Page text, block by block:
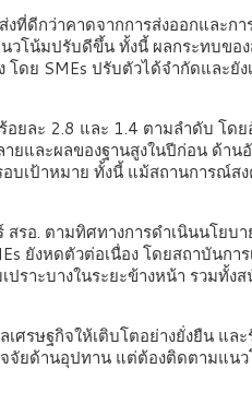
ดีกว่าคาดจากการส่งออกและ
โน้มปรับดีขึ้น ทั้งนี้ ผลกระทบข
ดย SMEs ปรับตัวได้จำกัดแล
ยละ 2.8 และ 1.4 ตามลำดับ โด
ละผลของฐานสูงในปีก่อน ด้าน
บเป้าหมาย ทั้งนี้ แม้สถานการณ์
อ. ตามทิศทางการดำเนินนโย
งหดตัวต่อเนื่อง โดยสถาบันกา
าะบางในระยะข้างหน้า รวมทั้ง
รษฐกิจให้เติบโตอย่างยั่งยืน แ
ยด้านอุปทาน แต่ต้องติดตามแนว